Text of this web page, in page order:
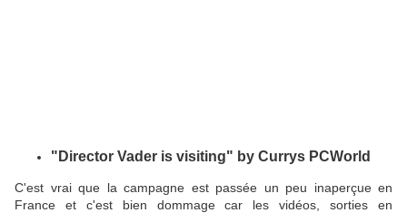
"Director Vader is visiting" by Currys PCWorld
C'est vrai que la campagne est passée un peu inaperçue en
France et c'est bien dommage car les vidéos, sorties en